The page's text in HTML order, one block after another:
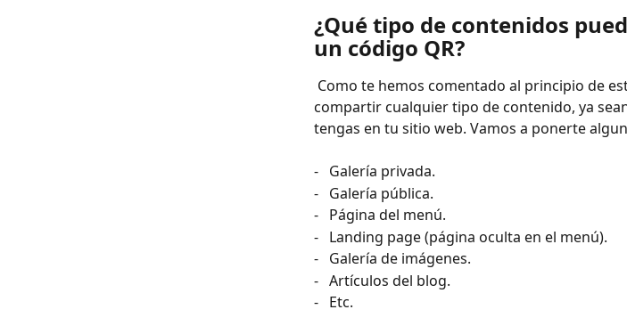
¿Qué tipo de contenidos
un código QR?
Como te hemos comentado al principio de
compartir cualquier tipo de contenido, ya
tengas en tu sitio web. Vamos a ponerte
-   Galería privada.
-   Galería pública.
-   Página del menú.
-   Landing page (página oculta en el menú).
-   Galería de imágenes.
-   Artículos del blog.
-   Etc.